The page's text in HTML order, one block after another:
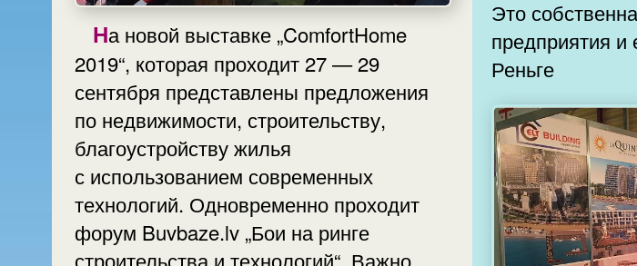
На новой выставке „ComfortHome
2019“, которая проходит 27 — 29
сентября представлены предложения
по недвижимости, строительству,
благоустройству жилья
с использованием современных
технологий. Одновременно проходит
форум Buvbaze.lv „Бои на ринге
строительства и технологий“. Важно
Это
предприятия
Реньге